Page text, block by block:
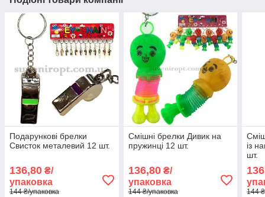
Подарункові брелки
Свисток металевий 12 шт.
136,80 ₴/
упаковка
144 ₴/упаковка
Смішні брелки Дивик на
пружинці 12 шт.
136,80₴/
упаковка
144 ₴/упаковка
із
шт.
144